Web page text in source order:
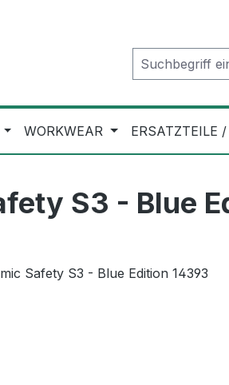
WORKWEAR ERSATZTEILE
S3 - Blue